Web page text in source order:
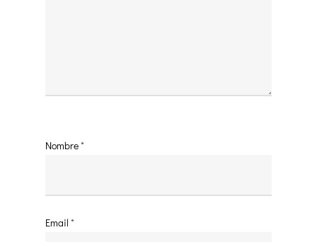
Nombre*
Email *